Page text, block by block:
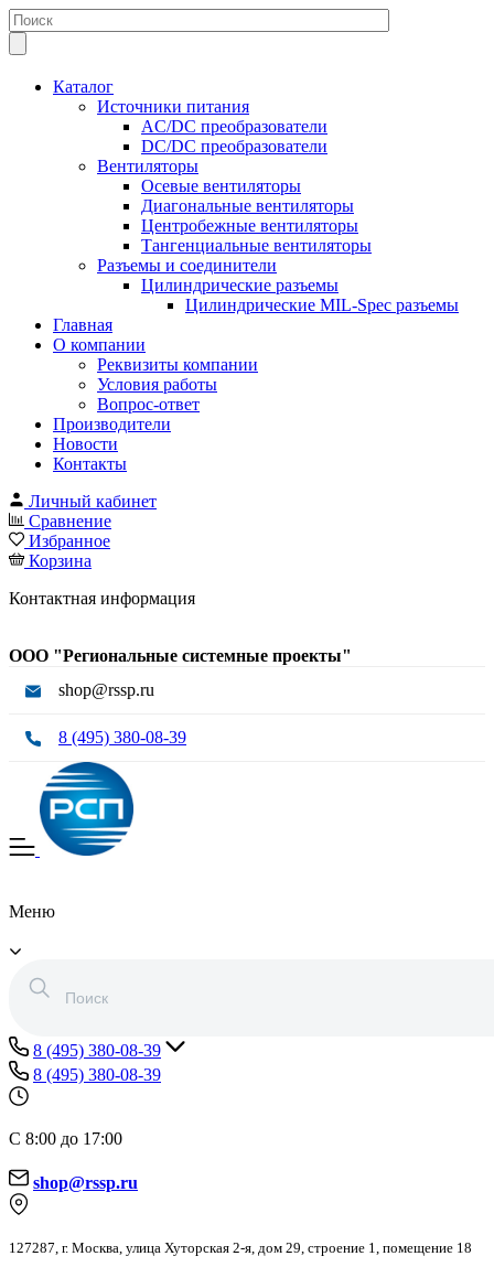
Каталог
Источники питания
AC/DC преобразователи
DC/DC преобразователи
Вентиляторы
Осевые вентиляторы
Диагональные вентиляторы
Центробежные вентиляторы
Тангенциальные вентиляторы
Разъемы и соединители
Цилиндрические разъемы
Цилиндрические MIL-Spec разъемы
Главная
О компании
Реквизиты компании
Условия работы
Вопрос-ответ
Производители
Новости
Контакты
Личный кабинет
Сравнение
Избранное
Корзина
Контактная информация
ООО "Региональные системные проекты"
shop@rssp.ru
8 (495) 380-08-39
Меню
8 (495) 380-08-39
8 (495) 380-08-39
С 8:00 до 17:00
shop@rssp.ru
127287, г. Москва, улица Хуторская 2-я, дом 29, строение 1, помещение 18